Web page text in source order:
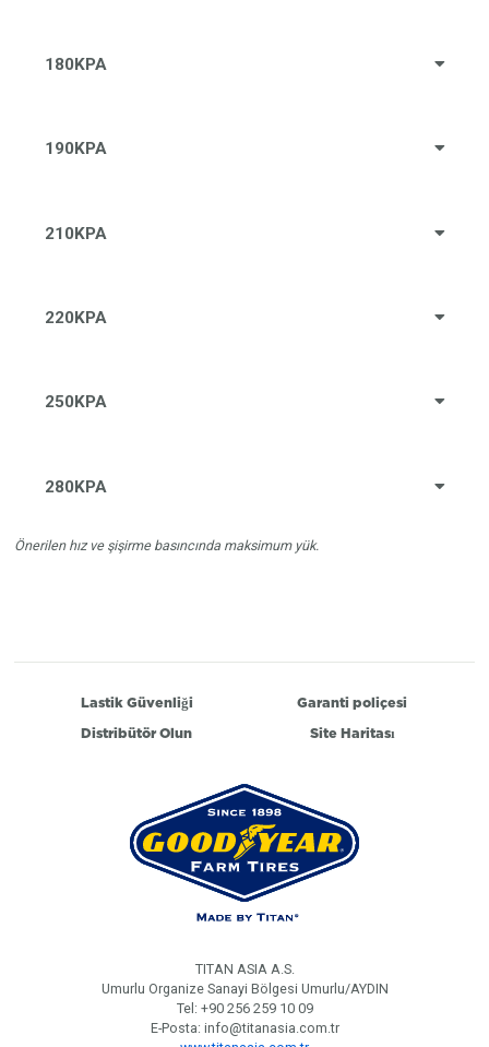
180KPA
190KPA
210KPA
220KPA
250KPA
280KPA
Önerilen hız ve şişirme basıncında maksimum yük.
Lastik Güvenliği
Garanti poliçesi
Distribütör Olun
Site Haritası
TITAN ASIA A.S.
Umurlu Organize Sanayi Bölgesi Umurlu/AYDIN
Tel: +90 256 259 10 09
E-Posta: info@titanasia.com.tr